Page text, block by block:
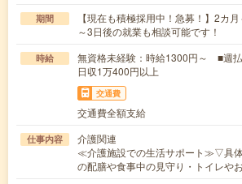
期間
【現在も積極採用中！急募！】2カ
～3日後の就業も相談可能です！
時給
無資格未経験：時給1300円～ ■
日収1万400円以上
交通費
交通費全額支給
仕事内容
介護関連
≪介護施設での生活サポート≫▽具
の配膳や食事中の見守り・トイレや